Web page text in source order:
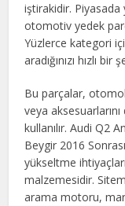
iştirakidir. Piyasada
otomotiv yedek
Yüzlerce kategori
aradığınızı hızlı
Bu parçalar,
veya
kullanılır. Audi Q2
Beygir 2016
yükseltme
malzemesidir.
arama motoru,